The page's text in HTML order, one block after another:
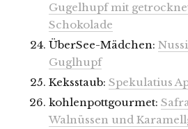
Gugelhupf mit
Schokolade
ÜberSee-Mädchen:
Guglhupf
Keksstaub: Spekulatius
kohlenpottgourmet:
Walnüssen und